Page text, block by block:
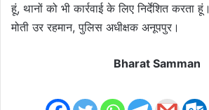
हूं, थानों को भी कार्रवाई के लिए निर्देशित करता हूं।
मोती उर रहमान, पुलिस अधीक्षक अनूपपुर।
Bharat Samman